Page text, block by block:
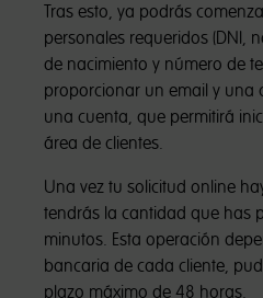
Tras esto, ya podrás
personales requeridos (DNI,
de nacimiento y número de
proporcionar un email y una
una cuenta, que permitirá
área de clientes.
Una vez tu solicitud online
tendrás la cantidad que has
minutos. Esta operación
bancaria de cada cliente,
plazo máximo de 48 horas.